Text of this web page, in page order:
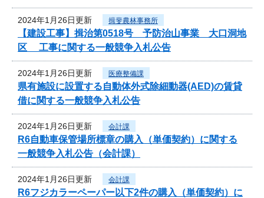
2024年1月26日更新 揖斐農林事務所
【建設工事】揖治第0518号 予防治山事業 大口洞地
区 工事に関する一般競争入札公告
2024年1月26日更新 医療整備課
県有施設に設置する自動体外式除細動器(AED)の賃貸
借に関する一般競争入札公告
2024年1月26日更新 会計課
R6自動車保管場所標章の購入（単価契約）に関する
一般競争入札公告（会計課）
2024年1月26日更新 会計課
R6フジカラーペーパー以下2件の購入（単価契約）に